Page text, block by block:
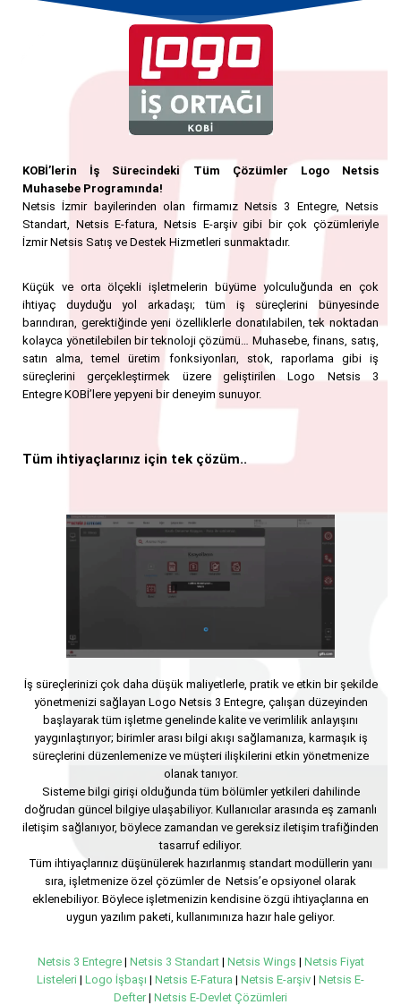
KOBİ’lerin İş Sürecindeki Tüm Çözümler Logo Netsis
Muhasebe Programında!
Netsis İzmir bayilerinden olan firmamız Netsis 3 Entegre, Netsis
Standart, Netsis E-fatura, Netsis E-arşiv gibi bir çok çözümleriyle
İzmir Netsis Satış ve Destek Hizmetleri sunmaktadır.
Küçük ve orta ölçekli işletmelerin büyüme yolculuğunda en çok
ihtiyaç duyduğu yol arkadaşı; tüm iş süreçlerini bünyesinde
barındıran, gerektiğinde yeni özelliklerle donatılabilen, tek noktadan
kolayca yönetilebilen bir teknoloji çözümü… Muhasebe, finans, satış,
satın alma, temel üretim fonksiyonları, stok, raporlama gibi iş
süreçlerini gerçekleştirmek üzere geliştirilen Logo Netsis 3
Entegre KOBİ’lere yepyeni bir deneyim sunuyor.
Tüm ihtiyaçlarınız için tek çözüm..
İş süreçlerinizi çok daha düşük maliyetlerle, pratik ve etkin bir şekilde
yönetmenizi sağlayan Logo Netsis 3 Entegre, çalışan düzeyinden
başlayarak tüm işletme genelinde kalite ve verimlilik anlayışını
yaygınlaştırıyor; birimler arası bilgi akışı sağlamanıza, karmaşık iş
süreçlerini düzenlemenize ve müşteri ilişkilerini etkin yönetmenize
olanak tanıyor.
Sisteme bilgi girişi olduğunda tüm bölümler yetkileri dahilinde
doğrudan güncel bilgiye ulaşabiliyor. Kullanıcılar arasında eş zamanlı
iletişim sağlanıyor, böylece zamandan ve gereksiz iletişim trafiğinden
tasarruf ediliyor.
Tüm ihtiyaçlarınız düşünülerek hazırlanmış standart modüllerin yanı
sıra, işletmenize özel çözümler de Netsis’e opsiyonel olarak
eklenebiliyor. Böylece işletmenizin kendisine özgü ihtiyaçlarına en
uygun yazılım paketi, kullanımınıza hazır hale geliyor.
Netsis 3 Entegre| Netsis 3 Standart| Netsis Wings | Netsis Fiyat
Listeleri | Logo İşbaşı | Netsis E-Fatura | Netsis E-arşiv | Netsis E-
Defter| Netsis E-Devlet Çözümleri